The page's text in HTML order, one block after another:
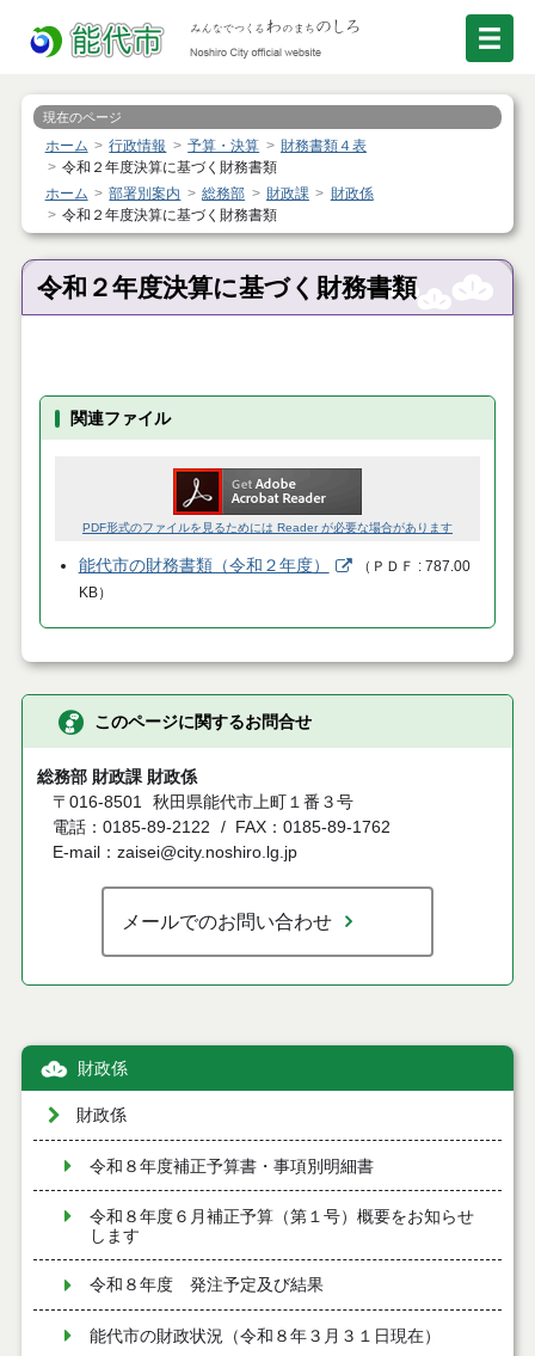
現在のページ
ホーム 行政情報 予算・決算
財務書類４表
令和２年度決算に基づく財務書類
ホーム
部署別案内 総務部 財政課
財政係
令和２年度決算に基づく財務書類
令和２年度決算に基づく財務書類
関連ファイル
PDF形式のファイルを見るためには Reader が必要な場合があります
能代市の財務書類（令和２年度） （ ＰＤＦ
787.00
KB）
このページに関するお問合せ
総務部 財政課 財政係
〒016-8501
秋田県能代市上町１番３号
電話：0185-89-2122
FAX：0185-89-1762
E-mail：zaisei@city.noshiro.lg.jp
メールでのお問い合わせ
財政係
財政係
令和８年度補正予算書・事項別明細書
令和８年度６月補正予算（第１号）概要をお知らせ
します
令和８年度 発注予定及び結果
能代市の財政状況（令和８年３月３１日現在）